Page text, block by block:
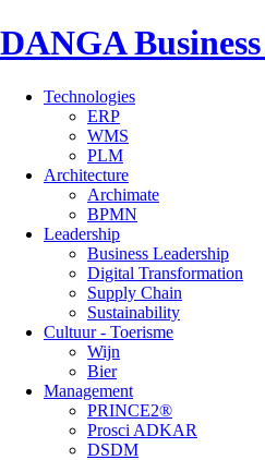
DANGA
Technologies
ERP
WMS
PLM
Architecture
Archimate
BPMN
Leadership
Business Leadership
Digital Transformation
Supply Chain
Sustainability
Cultuur - Toerisme
Wijn
Bier
Management
PRINCE2®
Prosci ADKAR
DSDM